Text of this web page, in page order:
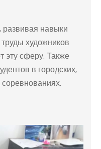
развивая навыки
художников
эту сферу. Также
в городских,